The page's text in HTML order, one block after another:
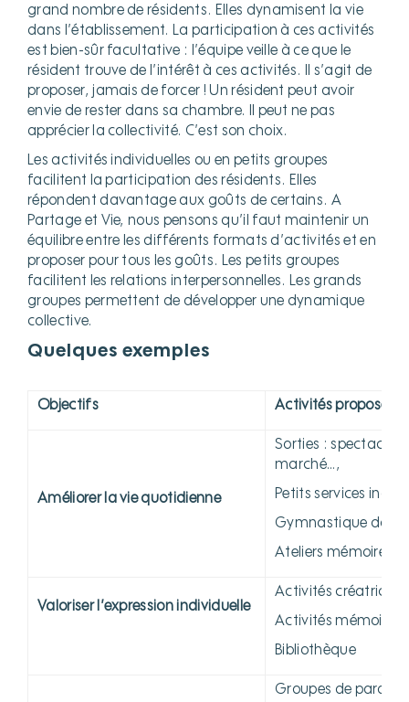
grand nombre de résidents. Elles dynamisent la vie
dans l’établissement. La participation à ces activités
est bien-sûr facultative : l’équipe veille à ce que le
résident trouve de l’intérêt à ces activités. Il s’agit de
proposer, jamais de forcer ! Un résident peut avoir
envie de rester dans sa chambre. Il peut ne pas
apprécier la collectivité. C’est son choix.
Les activités individuelles ou en petits groupes
facilitent la participation des résidents. Elles
répondent davantage aux goûts de certains. A
Partage et Vie, nous pensons qu’il faut maintenir un
équilibre entre les différents formats d’activités et en
proposer pour tous les goûts. Les petits groupes
facilitent les relations interpersonnelles. Les grands
groupes permettent de développer une dynamique
collective.
Quelques exemples
Objectifs Activités proposées
Améliorer la vie quotidienne
Sorties :
marché…,
Petits services
Gymnastique
Ateliers mémoire…
Valoriser l’expression individuelle
Activités créatrices
Activités mémoire,
Bibliothèque
Groupes de parole,